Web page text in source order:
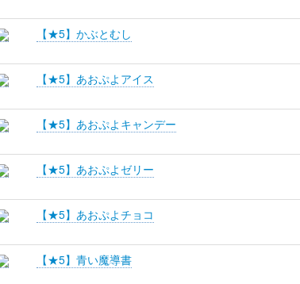
【★5】かぶとむし
【★5】あおぷよアイス
【★5】あおぷよキャンデー
【★5】あおぷよゼリー
【★5】あおぷよチョコ
【★5】青い魔導書